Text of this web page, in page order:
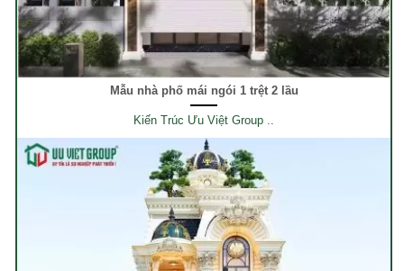
Mẫu nhà phố mái ngói 1 trệt 2 lầu
Kiến Trúc Ưu Việt Group ..